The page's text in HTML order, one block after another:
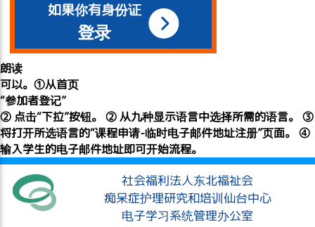
如果你有身份证
登录
朗读
可以。①从首页
“参加者登记”
② 点击“下拉”按钮。 ② 从九种显示语言中选择所需的语言。 ③
将打开所选语言的“课程申请-临时电子邮件地址注册”页面。 ④
输入学生的电子邮件地址即可开始流程。
社会福利法人东北福祉会
痴呆症护理研究和培训仙台中心
电子学习系统管理办公室